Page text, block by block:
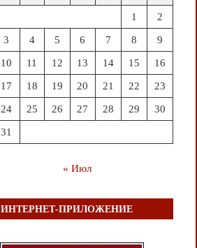
1 2
3 4 5 6 7 8 9
10 11 12 13 14 15 16
17 18 19 20 21 22 23
24 25 26 27 28 29 30
31
« Июл
ИНТЕРНЕТ-ПРИЛОЖЕНИЕ